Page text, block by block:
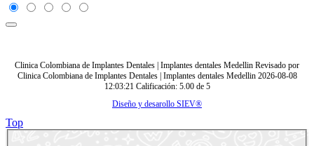
Clinica Colombiana de Implantes Dentales | Implantes dentales Medellin Revisado por
Clinica Colombiana de Implantes Dentales | Implantes dentales Medellin 2026-08-08
12:03:21 Calificación: 5.00 de 5
Diseño y desarollo SIEV®
Top